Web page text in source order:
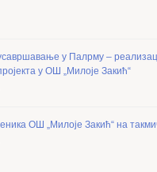
у Палрму –
у ОШ „Милоје Закић“
ОШ „Милоје Закић“ на